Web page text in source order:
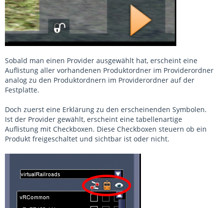
Sobald man einen Provider ausgewählt hat, erscheint eine
Auflistung aller vorhandenen Produktordner im Providerordner
analog zu den Produktordnern im Providerordner auf der
Festplatte.
Doch zuerst eine Erklärung zu den erscheinenden Symbolen.
Ist der Provider gewählt, erscheint eine tabellenartige
Auflistung mit Checkboxen. Diese Checkboxen steuern ob ein
Produkt freigeschaltet und sichtbar ist oder nicht.